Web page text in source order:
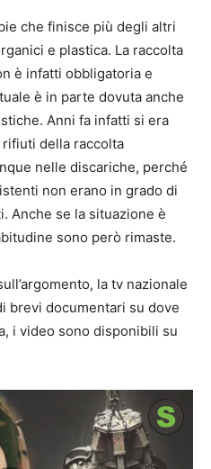
che finisce più degli altri
e plastica. La raccolta
è infatti obbligatoria e
è in parte dovuta anche
Anni fa infatti si era
della raccolta
nelle discariche, perché
non erano in grado di
Anche se la situazione è
sono però rimaste.
la tv nazionale
brevi documentari su dove
i video sono disponibili su